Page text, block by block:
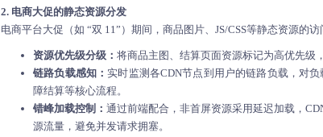
2. 电商大促的静态资源分发
电商平台大促（如 “双 11”）期间，商品图片、JS/CSS等静态资源的
资源优先级分级： 将商品主图、结算页面资源标记为高优先级
链路负载感知：实时监测各CDN节点到用户的链路负载，对
障结算等核心流程。
错峰加载控制：通过前端配合，非首屏资源采用延迟加载，
源流量，避免并发请求拥塞。